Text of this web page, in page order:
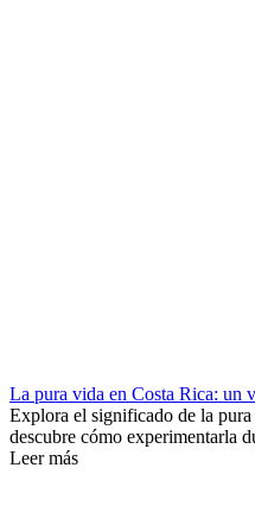
La pura vida en Costa Rica: un
Explora el significado de la
descubre cómo experimentarla
Leer más